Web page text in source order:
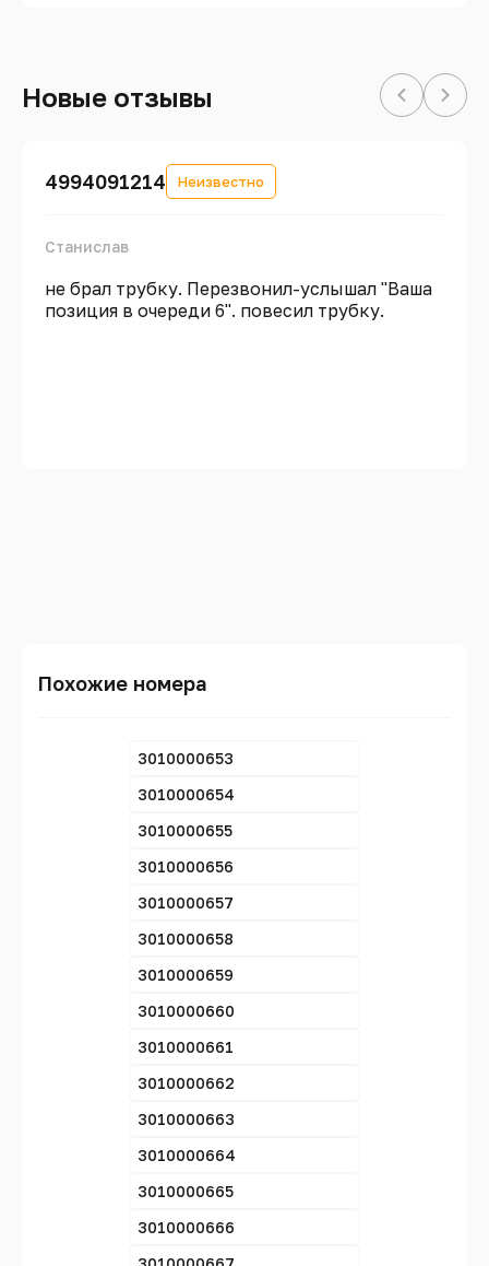
Новые отзывы
4994091214 Неизвестно
Станислав
не брал трубку. Перезвонил-услышал "Ваша
позиция в очереди 6". повесил трубку.
Похожие номера
3010000653
3010000654
3010000655
3010000656
3010000657
3010000658
3010000659
3010000660
3010000661
3010000662
3010000663
3010000664
3010000665
3010000666